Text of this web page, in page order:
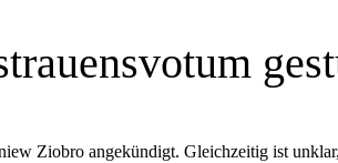
Ziobro angekündigt. Gleichzeitig ist